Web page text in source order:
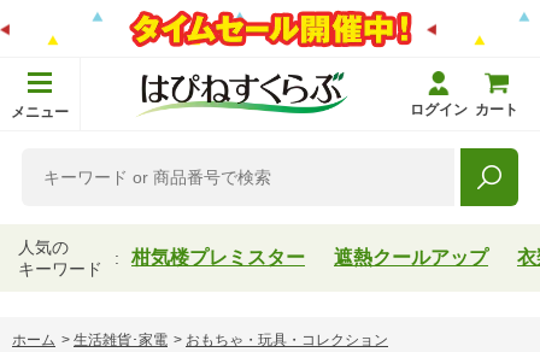
メニュー ログイン カート
人気の
キーワード
柑気楼プレミスター 遮熱クールアップ 衣
ホーム > 生活雑貨･家電 > おもちゃ・玩具・コレクション